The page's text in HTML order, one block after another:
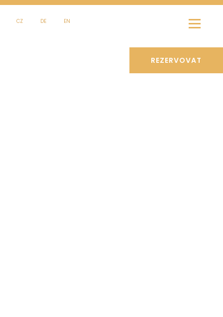
CZ DE EN
REZERVOVAT